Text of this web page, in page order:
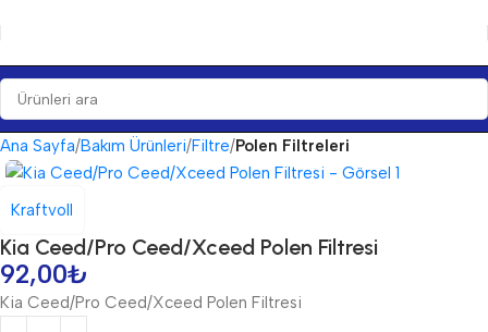
Ana Sayfa Bakım Ürünleri Filtre Polen Filtreleri
Kraftvoll
Kia Ceed/Pro Ceed/Xceed Polen Filtresi
92,00₺
Kia Ceed/Pro Ceed/Xceed Polen Filtresi